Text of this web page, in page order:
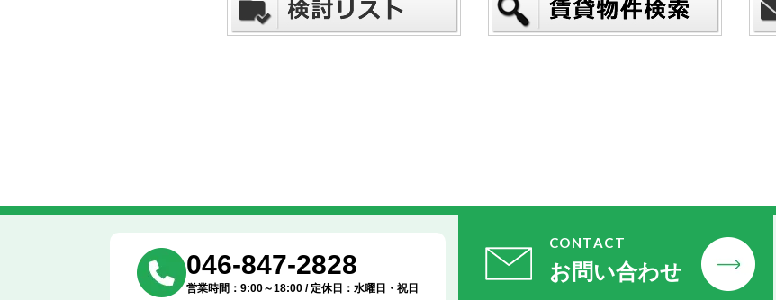
046-847-2828
営業時間：9:00～18:00 / 定休日：水曜日・祝日
CONTACT
お問い合わせ